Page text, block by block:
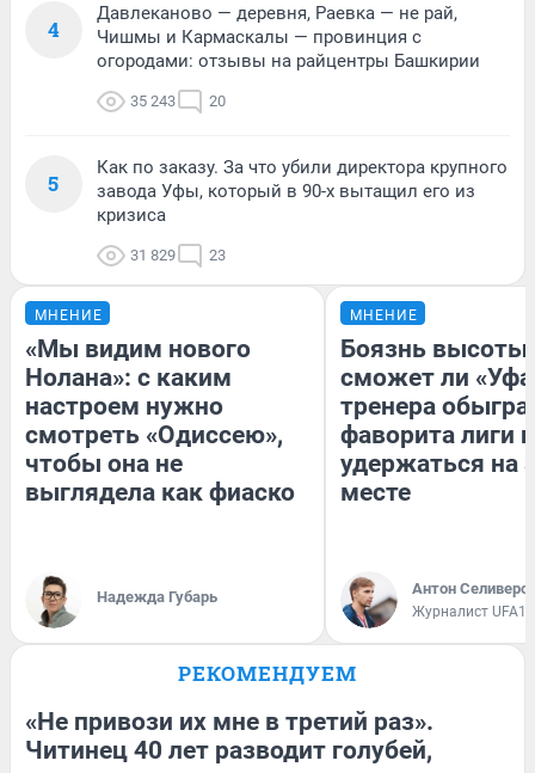
4
Давлеканово — деревня, Раевка — не рай,
Чишмы и Кармаскалы — провинция с
огородами: отзывы на райцентры Башкирии
35 243 20
5
Как по заказу. За что убили директора крупного
завода Уфы, который в 90-х вытащил его из
кризиса
31 829 23
МНЕНИЕ
«Мы видим нового
Нолана»: с каким
настроем нужно
смотреть «Одиссею»,
чтобы она не
выглядела как фиаско
Надежда Губарь
МНЕНИЕ
Боязнь высоты:
сможет ли
тренера
фаворита лиги и
удержаться на
месте
Антон
Журналист
РЕКОМЕНДУЕМ
«Не привози их мне в третий раз».
Читинец 40 лет разводит голубей,